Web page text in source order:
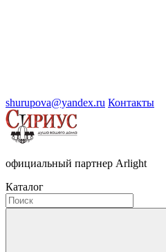
shurupova@yandex.ru Контакты
официальный партнер Arlight
Каталог